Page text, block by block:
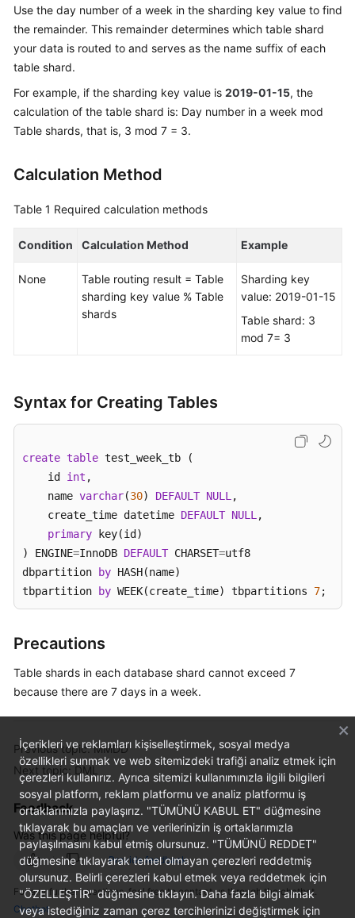
API
Reference
SDK
Best
Practices
Performance
Paper
FAQs
Videos
Reference
Shared
Responsibilities
Level
Agreement
White
Endpoints
Permissions
Use the day number of a week in the sharding key value to find
the remainder. This remainder determines which table shard
your data is routed to and serves as the name suffix of each
table shard.
For example, if the sharding key value is 2019-01-15, the
calculation of the table shard is: Day number in a week mod
Table shards, that is, 3 mod 7 = 3.
Calculation Method
Table 1 Required calculation methods
Condition Calculation Method Example
None
Table routing result = Table
sharding key value % Table
shards
Sharding key
value: 2019-01-15
Table shard: 3
mod 7= 3
Syntax for Creating Tables
create table test_week_tb (
    id
int ,
    name
varchar(30) DEFAULT NULL ,
    create_time datetime
DEFAULT NULL ,
primary key(id)
) ENGINE=InnoDB DEFAULT CHARSET=utf8
dbpartition
by HASH(name)
tbpartition
by WEEK(create_time) tbpartitions 7;
Precautions
Table shards in each database shard cannot exceed 7
because there are 7 days in a week.
Previous topic: MMDD
Next topic: DML
Feedback
Was this page helpful?
Provide feedback
For any further questions, feel free to contact us through the chatbot.
Chatbot
İçerikleri ve reklamları kişiselleştirmek, sosyal medya
özellikleri sunmak ve web sitemizdeki trafiği analiz etmek için
çerezleri kullanırız. Ayrıca sitemizi kullanımınızla ilgili bilgileri
sosyal platform, reklam platformu ve analiz platformu iş
ortaklarımızla paylaşırız. "TÜMÜNÜ KABUL ET" düğmesine
tıklayarak bu amaçları ve verilerinizin iş ortaklarımızla
paylaşılmasını kabul etmiş olursunuz. "TÜMÜNÜ REDDET"
düğmesine tıklayarak temel olmayan çerezleri reddetmiş
olursunuz. Belirli çerezleri kabul etmek veya reddetmek için
"ÖZELLEŞTİR" düğmesine tıklayın. Daha fazla bilgi almak
veya istediğiniz zaman çerez tercihlerinizi değiştirmek için